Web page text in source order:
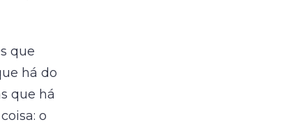
que
há do
que há
o